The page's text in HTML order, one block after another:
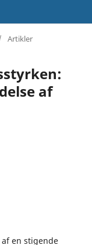
Artikler
af
en stigende